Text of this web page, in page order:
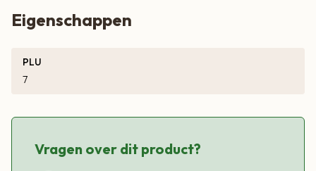
Eigenschappen
PLU
7
Vragen over dit product?